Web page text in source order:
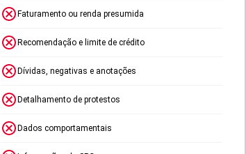
Faturamento ou renda presumida
Recomendação e limite de crédito
Dívidas, negativas e anotações
Detalhamento de protestos
Dados comportamentais